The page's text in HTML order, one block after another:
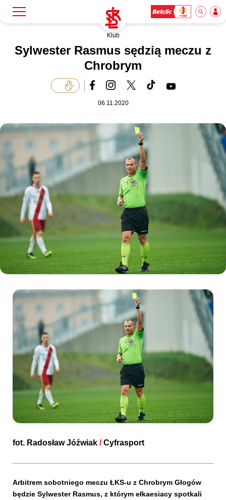
Klub
Akademia
Biznes
Dla mediów
Kibice
SKLEP KUP BILET
Klub
Sylwester Rasmus sędzią meczu z
Chrobrym
06.11.2020
fot. Radosław Jóźwiak /Cyfrasport
Arbitrem sobotniego meczu ŁKS-u z Chrobrym Głogów
będzie Sylwester Rasmus, z którym ełkaesiacy spotkali